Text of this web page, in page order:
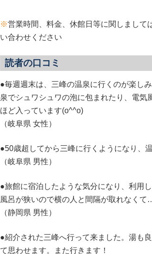
※営業時間、料金、休館日等に関しまして
い合わせください
読者の口コミ
●毎週週末は、三峰の温泉に行くのが楽し
泉でシュワシュワの泡に包まれたり、電気
ほど入っています(o^^o)
（岐阜県 女性）
●50歳超してから三峰に行くようになり、
（岐阜県 男性）
●旅館に宿泊したような気分になり、利用
風呂が狭いので横の人と間隔が取れなく
（静岡県 男性）
●紹介された三峰へ行って来ました。湯
て思わせます。また行きます！